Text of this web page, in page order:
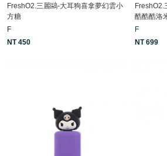
FreshO2.三麗鷗-大耳狗喜拿夢幻雲小
方糖
F
NT 450
FreshO2.
酷酷酷洛
F
NT 699